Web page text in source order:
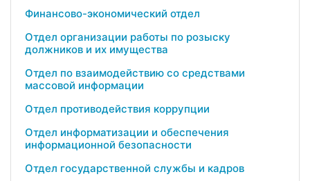
Финансово-экономический отдел
Отдел организации работы по розыску
должников и их имущества
Отдел по взаимодействию со средствами
массовой информации
Отдел противодействия коррупции
Отдел информатизации и обеспечения
информационной безопасности
Отдел государственной службы и кадров